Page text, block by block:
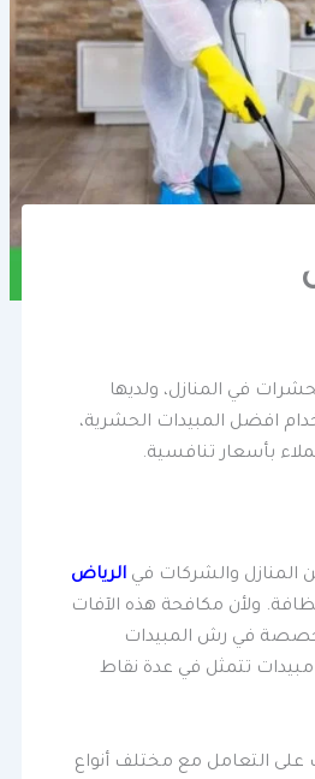
في المنازل، ولديها
افضل المبيدات الحشرية،
بأسعار تنافسية.
المنازل والشركات في الرياض
ولأن مكافحة هذه الآفات
في رش المبيدات
تتمثل في عدة نقاط
التعامل مع مختلف أنواع